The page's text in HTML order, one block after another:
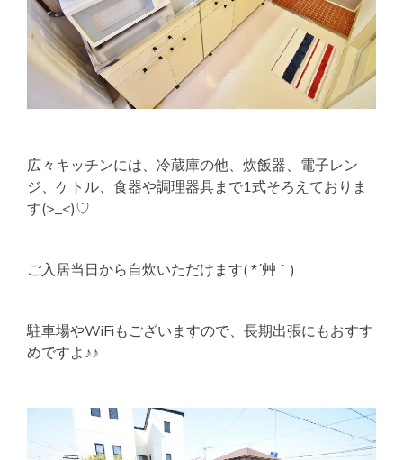
広々キッチンには、冷蔵庫の他、炊飯器、電子レン
ジ、ケトル、食器や調理器具まで1式そろえておりま
す(>_<)♡
ご入居当日から自炊いただけます( *´艸｀)
駐車場やWiFiもございますので、長期出張にもおすす
めですよ♪♪